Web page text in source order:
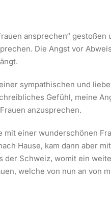
ansprechen“
Die Angst vor
sympathischen und
Gefühl, meine
anzusprechen.
mit einer wunderschönen
Hause, kam dann aber
der Schweiz, womit ein
welche von nun an von